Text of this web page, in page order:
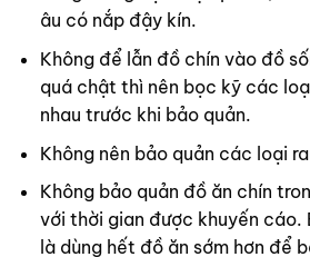
âu có nắp đậy kín.
Không để lẫn đồ chín vào đồ
quá chật thì nên bọc kỹ các
nhau trước khi bảo quản.
Không nên bảo quản các loại
Không bảo quản đồ ăn chín
với thời gian được khuyến cáo.
là dùng hết đồ ăn sớm hơn để